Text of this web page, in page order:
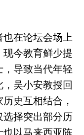
在论坛会场上
今教育鲜少提
导致当代年轻
，吴小安教授回
史互相结合，
择突出部分历
以马来西亚陈